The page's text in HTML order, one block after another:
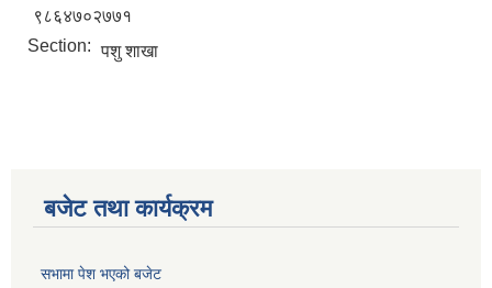
९८६४७०२७७१
Section: पशु शाखा
बजेट तथा कार्यक्रम
सभामा पेश भएको बजेट